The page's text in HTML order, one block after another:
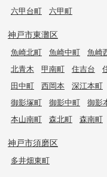
六甲台町
六甲町
神戸市東灘区
魚崎北町 魚崎中町 魚崎
北青木
甲南町 住吉台
田中町
西岡本 深江本町
御影塚町
御影中町 御影
本山南町
森北町 森南町
神戸市須磨区
多井畑東町